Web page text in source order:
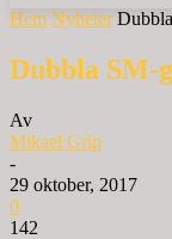
Hem Nyheter
Dubbla SM-
Av
Mikael Grip
-
29 oktober, 2017
0
142